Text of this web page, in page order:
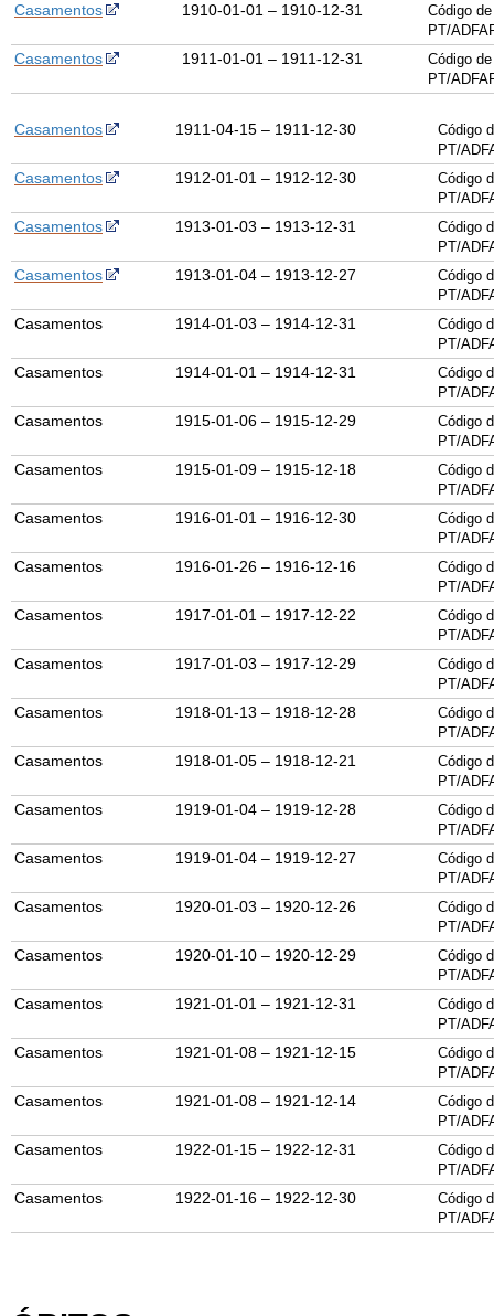
Casamentos 1910-01-01 – 1910-12-31
Código
PT/
Casamentos 1911-01-01 – 1911-12-31
Código
PT/
Casamentos 1911-04-15 – 1911-12-30
Código
PT/
Casamentos 1912-01-01 – 1912-12-30
Código
PT/
Casamentos 1913-01-03 – 1913-12-31
Código
PT/
Casamentos 1913-01-04 – 1913-12-27
Código
PT/
Casamentos 1914-01-03 – 1914-12-31
Código
PT/
Casamentos 1914-01-01 – 1914-12-31
Código
PT/
Casamentos 1915-01-06 – 1915-12-29
Código
PT/
Casamentos 1915-01-09 – 1915-12-18
Código
PT/
Casamentos 1916-01-01 – 1916-12-30
Código
PT/
Casamentos 1916-01-26 – 1916-12-16
Código
PT/
Casamentos 1917-01-01 – 1917-12-22
Código
PT/
Casamentos 1917-01-03 – 1917-12-29
Código
PT/
Casamentos 1918-01-13 – 1918-12-28
Código
PT/
Casamentos 1918-01-05 – 1918-12-21
Código
PT/
Casamentos 1919-01-04 – 1919-12-28
Código
PT/
Casamentos 1919-01-04 – 1919-12-27
Código
PT/
Casamentos 1920-01-03 – 1920-12-26
Código
PT/
Casamentos 1920-01-10 – 1920-12-29
Código
PT/
Casamentos 1921-01-01 – 1921-12-31
Código
PT/
Casamentos 1921-01-08 – 1921-12-15
Código
PT/
Casamentos 1921-01-08 – 1921-12-14
Código
PT/
Casamentos 1922-01-15 – 1922-12-31
Código
PT/
Casamentos 1922-01-16 – 1922-12-30
Código
PT/